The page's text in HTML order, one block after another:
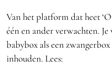
Van het platform dat heet
één en ander verwachten.
babybox als een
inhouden. Lees: